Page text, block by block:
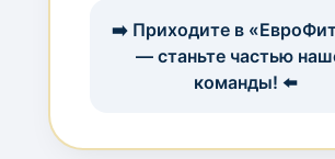
➡️ Приходите в
— станьте частью
команды! ⬅️